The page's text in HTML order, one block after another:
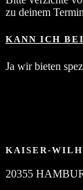
zu deinem
KANN ICH
Ja wir bieten
KAISER-
20355